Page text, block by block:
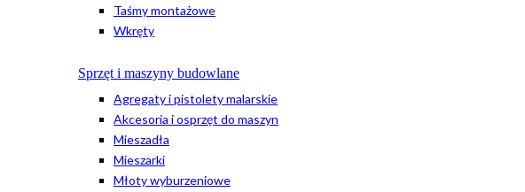
Taśmy montażowe
Wkręty
Sprzęt i maszyny budowlane
Agregaty i pistolety malarskie
Akcesoria i osprzęt do maszyn
Mieszadła
Mieszarki
Młoty wyburzeniowe